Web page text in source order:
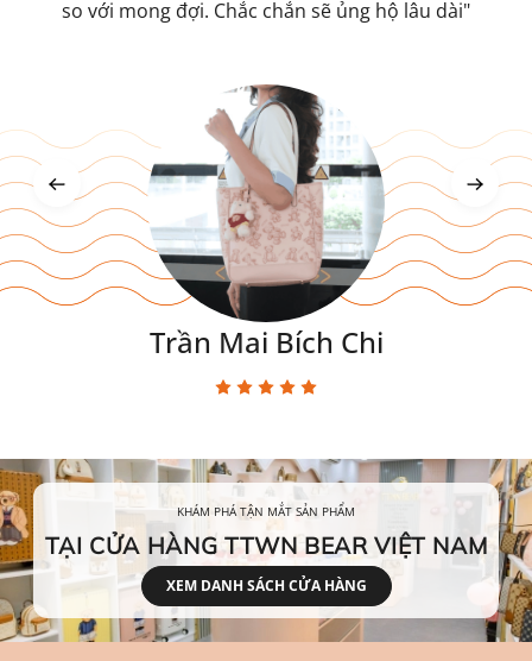
so với mong đợi. Chắc chắn sẽ ủng hộ lâu dài"
Trần Mai Bích Chi
của họ. Rất hài lòng về mọi mặt, từ chất lượng sản
Nguyễn Ngọc Gia Hân
tìm. Rất tiện lợi cho cả đi học, đi làm hay đi chơi"
Lê Thu Hằng
KHÁM PHÁ TẬN MẮT SẢN PHẨM
TẠI CỬA HÀNG TTWN BEAR VIỆT NAM
XEM DANH SÁCH CỬA HÀNG